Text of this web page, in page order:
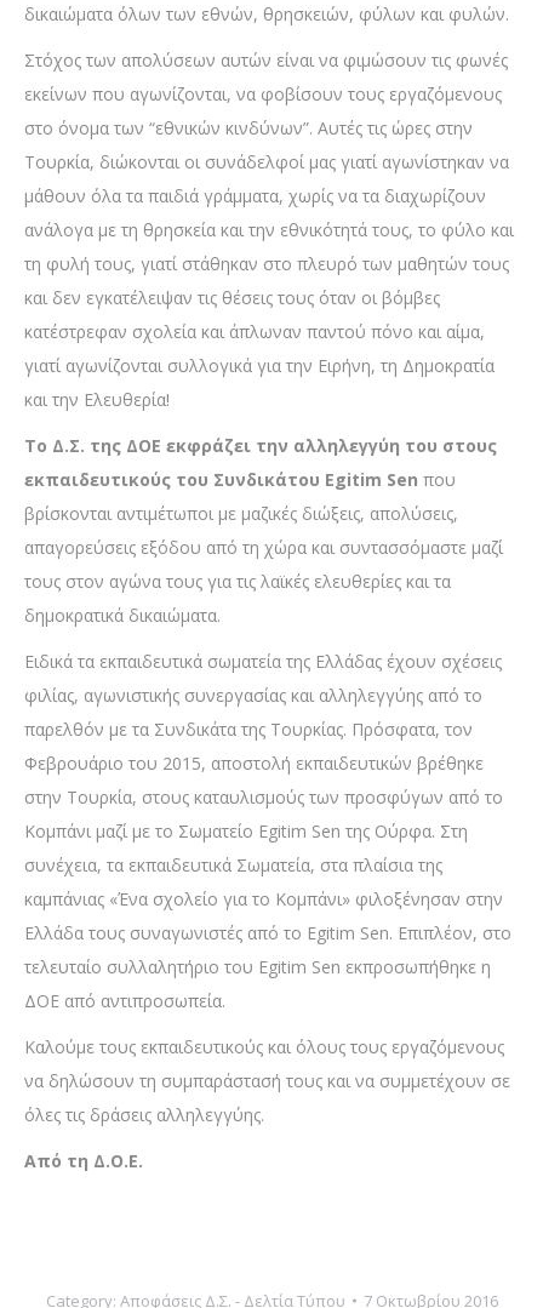
δικαιώματα όλων των εθνών, θρησκειών, φύλων και φυλών.
Στόχος των απολύσεων αυτών είναι να φιμώσουν τις φωνές
εκείνων που αγωνίζονται, να φοβίσουν τους εργαζόμενους
στο όνομα των “εθνικών κινδύνων”. Αυτές τις ώρες στην
Τουρκία, διώκονται οι συνάδελφοί μας γιατί αγωνίστηκαν να
μάθουν όλα τα παιδιά γράμματα, χωρίς να τα διαχωρίζουν
ανάλογα με τη θρησκεία και την εθνικότητά τους, το φύλο και
τη φυλή τους, γιατί στάθηκαν στο πλευρό των μαθητών τους
και δεν εγκατέλειψαν τις θέσεις τους όταν οι βόμβες
κατέστρεφαν σχολεία και άπλωναν παντού πόνο και αίμα,
γιατί αγωνίζονται συλλογικά για την Ειρήνη, τη Δημοκρατία
και την Ελευθερία!
Το Δ.Σ. της ΔΟΕ εκφράζει την αλληλεγγύη του στους
εκπαιδευτικούς του Συνδικάτου Egitim Sen που
βρίσκονται αντιμέτωποι με μαζικές διώξεις, απολύσεις,
απαγορεύσεις εξόδου από τη χώρα και συντασσόμαστε μαζί
τους στον αγώνα τους για τις λαϊκές ελευθερίες και τα
δημοκρατικά δικαιώματα.
Ειδικά τα εκπαιδευτικά σωματεία της Ελλάδας έχουν σχέσεις
φιλίας, αγωνιστικής συνεργασίας και αλληλεγγύης από το
παρελθόν με τα Συνδικάτα της Τουρκίας. Πρόσφατα, τον
Φεβρουάριο του 2015, αποστολή εκπαιδευτικών βρέθηκε
στην Τουρκία, στους καταυλισμούς των προσφύγων από το
Κομπάνι μαζί με το Σωματείο Egitim Sen της Ούρφα. Στη
συνέχεια, τα εκπαιδευτικά Σωματεία, στα πλαίσια της
καμπάνιας «Ένα σχολείο για το Κομπάνι» φιλοξένησαν στην
Ελλάδα τους συναγωνιστές από το Egitim Sen. Επιπλέον, στο
τελευταίο συλλαλητήριο του Egitim Sen εκπροσωπήθηκε η
ΔΟΕ από αντιπροσωπεία.
Καλούμε τους εκπαιδευτικούς και όλους τους εργαζόμενους
να δηλώσουν τη συμπαράστασή τους και να συμμετέχουν σε
όλες τις δράσεις αλληλεγγύης.
Από τη Δ.Ο.Ε.
Category: Αποφάσεις Δ.Σ. - Δελτία Τύπου 7 Οκτωβρίου 2016